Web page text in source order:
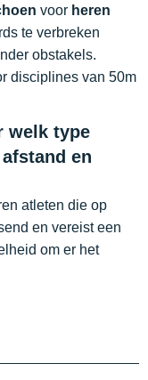
voor heren
te verbreken
obstakels.
disciplines van 50m
welk type
en
atleten die op
en vereist een
om er het